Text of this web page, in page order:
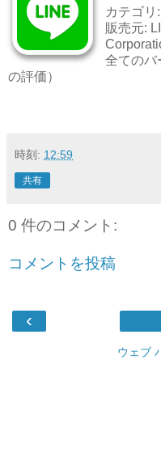
カテゴ
販売元:
全てのバ
の評価）
時刻: 12:59
共有
0 件のコメント:
コメントを投稿
‹
ウェブ